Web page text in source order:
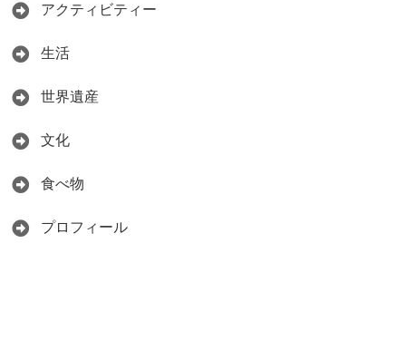
アクティビティー
生活
世界遺産
文化
食べ物
プロフィール